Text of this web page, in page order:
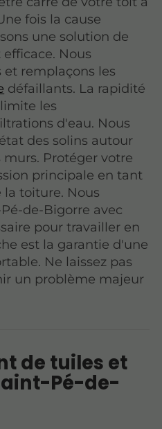
fois la cause
une solution de
Nous
et remplaçons les
défaillants. La rapidité
les
d'eau. Nous
des solins autour
Protéger votre
principale en tant
la toiture. Nous
de-Bigorre avec
pour travailler en
est la garantie d'une
Ne laissez pas
un problème majeur
de tuiles et
Pé-de-